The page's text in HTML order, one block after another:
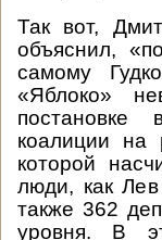
Так вот,
объяснил,
самому
«Яблоко»
постановке
коалиции на
которой
люди, как
также 362
уровня. В